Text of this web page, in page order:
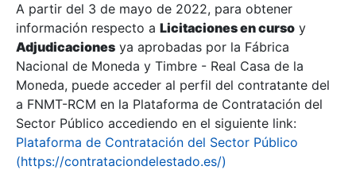
Erakutsi/Ezkutatu
Erakutsi/Ezkutatu
Erakutsi/Ezkutatu
A partir del 3 de mayo de 2022, para obtener
información respecto a Licitaciones en curso y
Adjudicaciones ya aprobadas por la Fábrica
Nacional de Moneda y Timbre - Real Casa de la
Moneda, puede acceder al perfil del contratante del
a FNMT-RCM en la Plataforma de Contratación del
Sector Público accediendo en el siguiente link:
Plataforma de Contratación del Sector Público
(https://contrataciondelestado.es/)